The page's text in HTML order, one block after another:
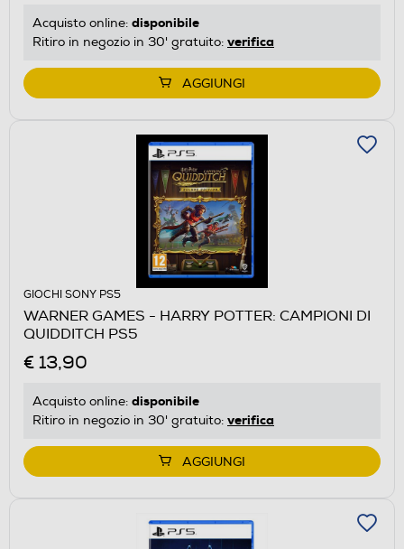
Acquisto online: disponibile
Ritiro in negozio in 30' gratuito: verifica
AGGIUNGI
GIOCHI SONY PS5
WARNER GAMES - HARRY POTTER: CAMPIONI DI
QUIDDITCH PS5
€ 13,90
Acquisto online: disponibile
Ritiro in negozio in 30' gratuito: verifica
AGGIUNGI